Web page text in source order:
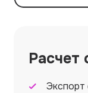
Расчет
Экспорт